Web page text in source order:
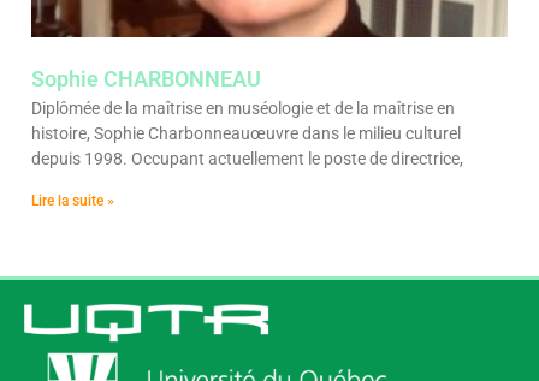
Sophie CHARBONNEAU
Diplômée de la maîtrise en muséologie et de la maîtrise en
histoire, Sophie Charbonneauœuvre dans le milieu culturel
depuis 1998. Occupant actuellement le poste de directrice,
Lire la suite »